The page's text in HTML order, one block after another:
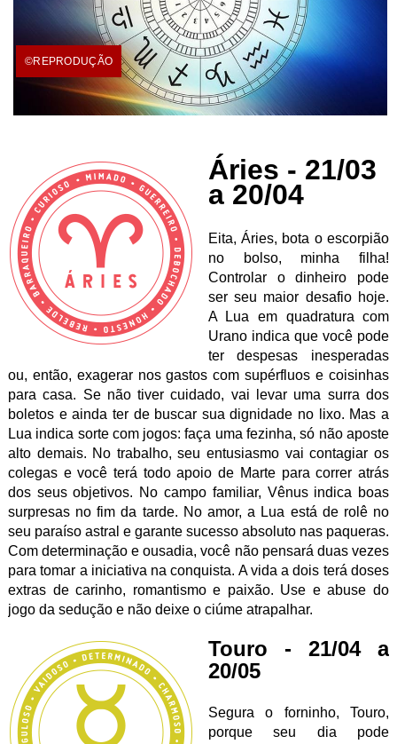
©REPRODUÇÃO
Áries - 21/03
a 20/04
Eita, Áries, bota o escorpião
no bolso, minha filha!
Controlar o dinheiro pode
ser seu maior desafio hoje.
A Lua em quadratura com
Urano indica que você pode
ter despesas inesperadas
ou, então, exagerar nos gastos com supérfluos e coisinhas
para casa. Se não tiver cuidado, vai levar uma surra dos
boletos e ainda ter de buscar sua dignidade no lixo. Mas a
Lua indica sorte com jogos: faça uma fezinha, só não aposte
alto demais. No trabalho, seu entusiasmo vai contagiar os
colegas e você terá todo apoio de Marte para correr atrás
dos seus objetivos. No campo familiar, Vênus indica boas
surpresas no fim da tarde. No amor, a Lua está de rolê no
seu paraíso astral e garante sucesso absoluto nas paqueras.
Com determinação e ousadia, você não pensará duas vezes
para tomar a iniciativa na conquista. A vida a dois terá doses
extras de carinho, romantismo e paixão. Use e abuse do
jogo da sedução e não deixe o ciúme atrapalhar.
Touro - 21/04 a
20/05
Segura o forninho, Touro,
porque seu dia pode